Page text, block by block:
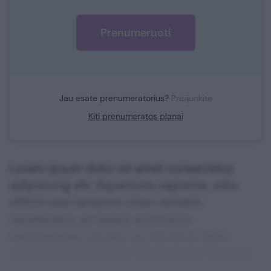
Prenumeruoti
Jau esate prenumeratorius? Prisijunkite
Kiti prenumeratos planai